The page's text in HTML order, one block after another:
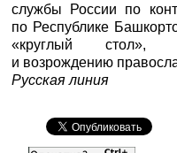
службы России по
по Республике
«круглый стол»,
и возрождению
Русская линия